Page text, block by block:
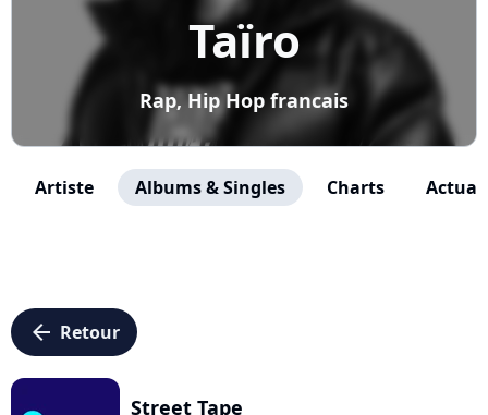
Taïro
Rap, Hip Hop francais
Artiste Albums & Singles Charts
arrow_left Retour
Street Tape